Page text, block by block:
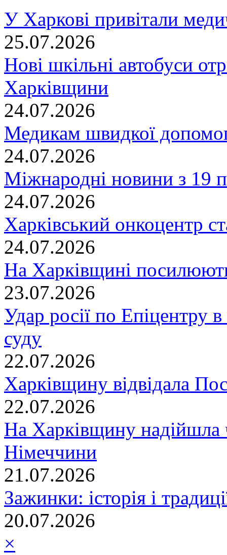
У Харкові привітали
25.07.2026
Нові шкільні автобуси
Харківщини
24.07.2026
Медикам швидкої
24.07.2026
Міжнародні новини з 19
24.07.2026
Харківський онкоцентр
24.07.2026
На Харківщині
23.07.2026
Удар росії по Епіцентру
суду
22.07.2026
Харківщину відвідала
22.07.2026
На Харківщину надійшла
Німеччини
21.07.2026
Зажинки: історія і
20.07.2026
×